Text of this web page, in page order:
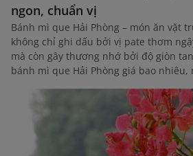
ngon, chuẩn vị
Bánh mì que Hải Phòng – món ăn vặt
không chỉ ghi dấu bởi vị pate thơm
mà còn gây thương nhớ bởi độ giòn
bánh mì que Hải Phòng giá bao nhiêu,